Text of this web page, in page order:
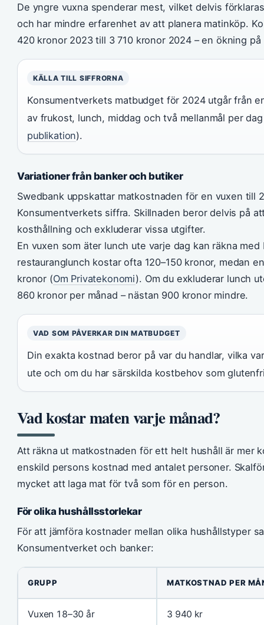
De yngre vuxna spenderar mest, vilket delvis
och har mindre erfarenhet av att planera matinköp.
420 kronor 2023 till 3 710 kronor 2024 – en ökning
KÄLLA TILL SIFFRORNA
Konsumentverkets matbudget för 2024 utgår från
av frukost, lunch, middag och två mellanmål per
publikation).
Variationer från banker och butiker
Swedbank uppskattar matkostnaden för en vuxen till
Konsumentverkets siffra. Skillnaden beror delvis på
kosthållning och exkluderar vissa utgifter.
En vuxen som äter lunch ute varje dag kan räkna
restauranglunch kostar ofta 120–150 kronor, medan
kronor (Om Privatekonomi). Om du exkluderar lunch
860 kronor per månad – nästan 900 kronor mindre.
VAD SOM PÅVERKAR DIN MATBUDGET
Din exakta kostnad beror på var du handlar, vilka
ute och om du har särskilda kostbehov som
Vad kostar maten varje månad?
Att räkna ut matkostnaden för ett helt hushåll är mer
enskild persons kostnad med antalet personer.
mycket att laga mat för två som för en person.
För olika hushållsstorlekar
För att jämföra kostnader mellan olika hushållstyper
Konsumentverket och banker:
GRUPP MATKOSTNAD PER
Vuxen 18–30 år 3 940 kr